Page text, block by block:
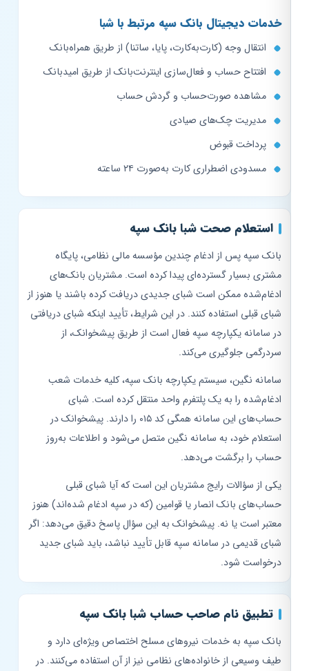
خدمات دیجیتال بانک سپه مرتبط با شبا
انتقال وجه (کارت‌به‌کارت، پایا، ساتنا) از طریق همراه‌بانک
افتتاح حساب و فعال‌سازی اینترنت‌بانک از طریق امیدبانک
مشاهده صورت‌حساب و گردش حساب
مدیریت چک‌های صیادی
پرداخت قبوض
مسدودی اضطراری کارت به‌صورت ۲۴ ساعته
استعلام صحت شبا بانک سپه
بانک سپه پس از ادغام چندین مؤسسه مالی نظامی، پایگاه
مشتری بسیار گسترده‌ای پیدا کرده است. مشتریان بانک‌های
ادغام‌شده ممکن است شبای جدیدی دریافت کرده باشند یا هنوز از
شبای قبلی استفاده کنند. در این شرایط، تأیید اینکه شبای دریافتی
در سامانه یکپارچه سپه فعال است از طریق پیشخوانک، از
سردرگمی جلوگیری می‌کند.
سامانه نگین، سیستم یکپارچه بانک سپه، کلیه خدمات شعب
ادغام‌شده را به یک پلتفرم واحد منتقل کرده است. شبای
حساب‌های این سامانه همگی کد ۰۱۵ را دارند. پیشخوانک در
استعلام خود، به سامانه نگین متصل می‌شود و اطلاعات به‌روز
حساب را برگشت می‌دهد.
یکی از سؤالات رایج مشتریان این است که آیا شبای قبلی
حساب‌های بانک انصار یا قوامین (که در سپه ادغام شده‌اند) هنوز
معتبر است یا نه. پیشخوانک به این سؤال پاسخ دقیق می‌دهد: اگر
شبای قدیمی در سامانه سپه قابل تأیید نباشد، باید شبای جدید
درخواست شود.
تطبیق نام صاحب حساب شبا بانک سپه
بانک سپه به خدمات نیروهای مسلح اختصاص ویژه‌ای دارد و
طیف وسیعی از خانواده‌های نظامی نیز از آن استفاده می‌کنند. در